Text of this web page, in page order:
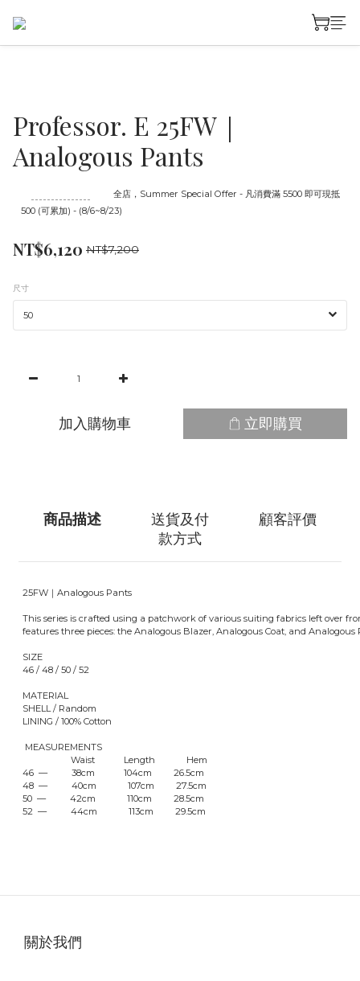
Professor. E 25FW｜
Analogous Pants
全店，Summer Special Offer - 凡消費滿 5500 即可現抵
500 (可累加) - (8/6~8/23)
NT$6,120 NT$7,200
尺寸
加入購物車 立即購買
商品描述
送貨及付
款方式
顧客評價
25FW｜Analogous Pants
This series is crafted using a patchwork of various suiting fabrics left over
features three pieces: the Analogous Blazer, Analogous Coat, and Analogous
SIZE
46 / 48 / 50 / 52
MATERIAL
SHELL / Random
LINING / 100% Cotton
MEASUREMENTS
Waist Length Hem
46 — 38cm 104cm 26.5cm
48 — 40cm 107cm 27.5cm
50 — 42cm 110cm 28.5cm
52 — 44cm 113cm 29.5cm
關於我們